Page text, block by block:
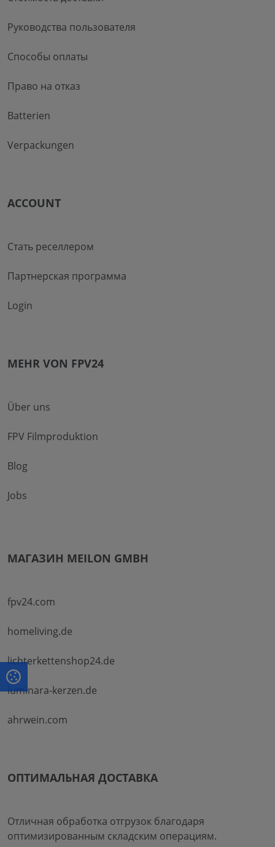
Руководства пользователя
Способы оплаты
Право на отказ
Batterien
Verpackungen
ACCOUNT
Стать реселлером
Партнерская программа
Login
MEHR VON FPV24
Über uns
FPV Filmproduktion
Blog
Jobs
МАГАЗИН MEILON GMBH
fpv24.com
homeliving.de
lichterkettenshop24.de
luminara-kerzen.de
ahrwein.com
ОПТИМАЛЬНАЯ ДОСТАВКА
Отличная обработка отгрузок благодаря
оптимизированным складским операциям.